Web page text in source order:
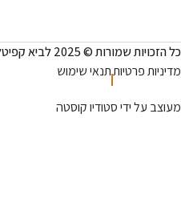
© 2025 לביא קפיטל
תנאי שימוש
ידי סטודיו קוסטה